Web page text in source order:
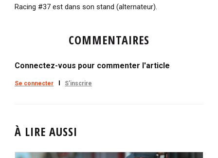
Racing #37 est dans son stand (alternateur).
COMMENTAIRES
Connectez-vous pour commenter l'article
Se connecter S'inscrire
À LIRE AUSSI